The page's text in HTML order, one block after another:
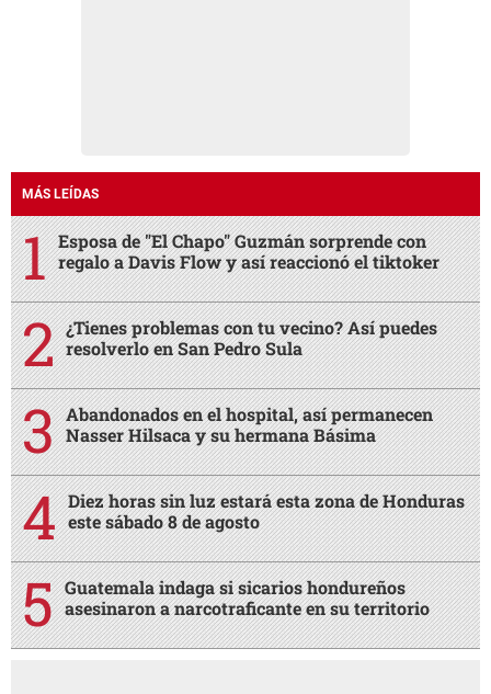
MÁS LEÍDAS
Esposa de "El Chapo" Guzmán sorprende con
regalo a Davis Flow y así reaccionó el tiktoker
¿Tienes problemas con tu vecino? Así puedes
resolverlo en San Pedro Sula
Abandonados en el hospital, así permanecen
Nasser Hilsaca y su hermana Básima
Diez horas sin luz estará esta zona de Honduras
este sábado 8 de agosto
Guatemala indaga si sicarios hondureños
asesinaron a narcotraficante en su territorio